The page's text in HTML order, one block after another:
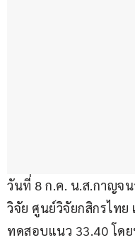
วันที่ 8 ก.ค. น.ส.กาญจ
วิจัย ศูนย์วิจัยกสิกรไทย
ทดสอบแนว 33.40 โด